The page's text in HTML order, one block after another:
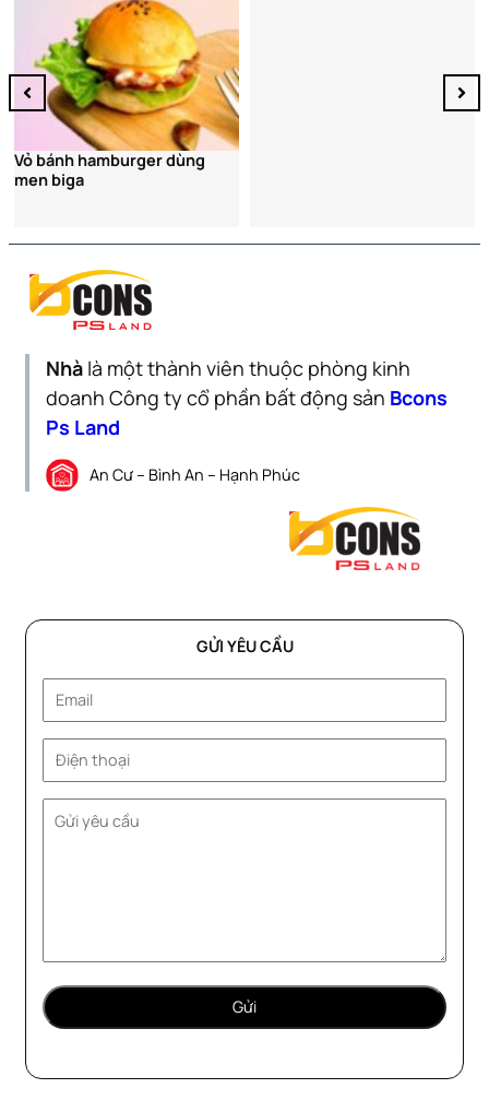
Nhà là một thành viên thuộc phòng kinh
doanh Công ty cổ phần bất động sản Bcons
Ps Land
An Cư – Bình An – Hạnh Phúc
GỬI YÊU CẦU